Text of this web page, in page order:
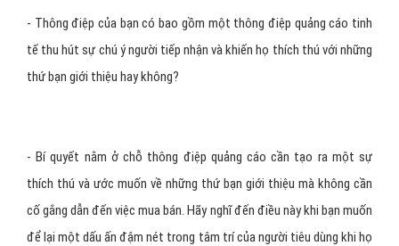
- Thông điệp của bạn có bao gồm một thông điệp quảng cáo tinh
tế thu hút sự chú ý người tiếp nhận và khiến họ thích thú với những
thứ bạn giới thiệu hay không?
- Bí quyết nằm ở chỗ thông điệp quảng cáo cần tạo ra một sự
thích thú và ước muốn về những thứ bạn giới thiệu mà không cần
cố gắng dẫn đến việc mua bán. Hãy nghĩ đến điều này khi bạn muốn
để lại một dấu ấn đậm nét trong tâm trí của người tiêu dùng khi họ